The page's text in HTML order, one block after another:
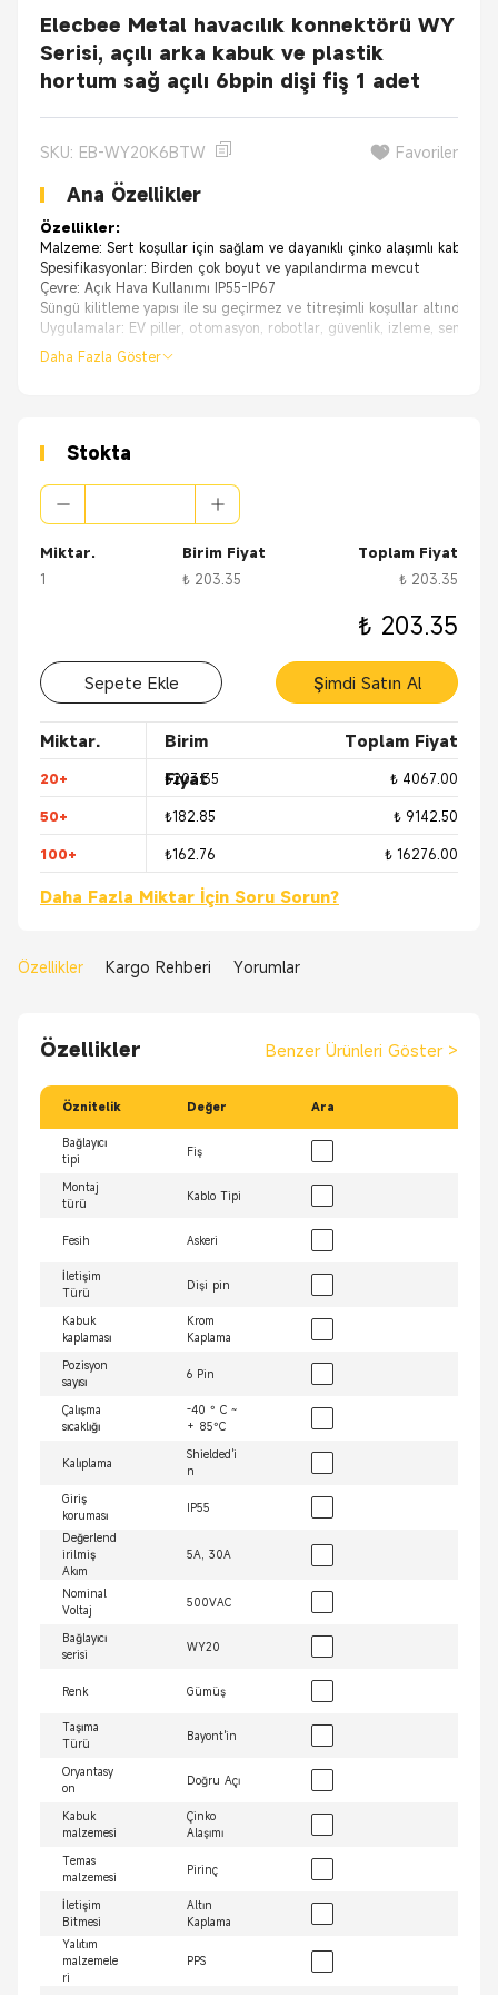
Elecbee Metal havacılık konnektörü WY
Serisi, açılı arka kabuk ve plastik
hortum sağ açılı 6bpin dişi fiş 1 adet
SKU: EB-WY20K6BTW Favoriler
Ana Özellikler
Özellikler:
Malzeme: Sert koşullar için sağlam ve dayanıklı çinko alaşımlı kabuk
Spesifikasyonlar: Birden çok boyut ve yapılandırma mevcut
Çevre: Açık Hava Kullanımı IP55-IP67
Süngü kilitleme yapısı ile su geçirmez ve titreşimli koşullar altında
Uygulamalar: EV piller, otomasyon, robotlar, güvenlik, izleme,
Daha Fazla Göster
Stokta
Miktar.
1
Birim Fiyat
₺ 203.35
Toplam Fiyat
₺ 203.35
₺ 203.35
Sepete Ekle Şimdi Satın Al
Miktar.
Birim
Fiyat
Toplam Fiyat
20+ ₺203.35 ₺ 4067.00
50+ ₺182.85 ₺ 9142.50
100+ ₺162.76 ₺ 16276.00
Daha Fazla Miktar İçin Soru Sorun?
Özellikler Kargo Rehberi Yorumlar
Özellikler Benzer Ürünleri Göster >
Öznitelik Değer Ara
Bağlayıcı
tipi
Fiş
Montaj
türü
Kablo Tipi
Fesih Askeri
İletişim
Türü
Dişi pin
Kabuk
kaplaması
Krom
Kaplama
Pozisyon
sayısı
6 Pin
Çalışma
sıcaklığı
-40 ° C ~
+ 85°C
Kalıplama
Shielded'i
n
Giriş
koruması
IP55
Değerlend
irilmiş
Akım
5A, 30A
Nominal
Voltaj
500VAC
Bağlayıcı
serisi
WY20
Renk Gümüş
Taşıma
Türü
Bayont'in
Oryantasy
on
Doğru Açı
Kabuk
malzemesi
Çinko
Alaşımı
Temas
malzemesi
Pirinç
İletişim
Bitmesi
Altın
Kaplama
Yalıtım
malzemele
ri
PPS